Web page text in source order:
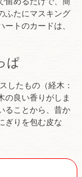
ふたにマスキング
トのカードは、
ぱ
したもの（経木：
の良い香りがしま
ることから、昔か
ぎりを包む皮な